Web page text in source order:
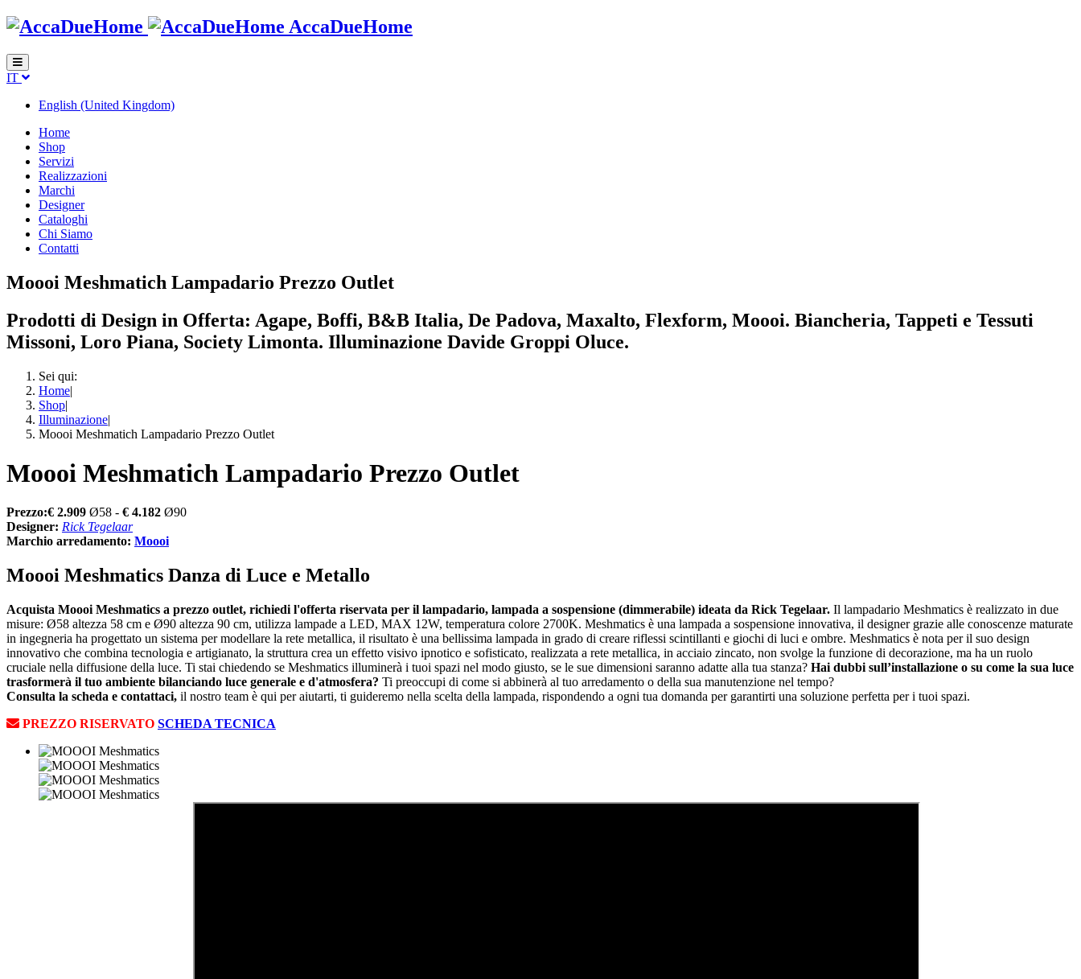
AccaDueHome
IT
English (United Kingdom)
Home
Shop
Servizi
Realizzazioni
Marchi
Designer
Cataloghi
Chi Siamo
Contatti
Moooi Meshmatich Lampadario Prezzo Outlet
Prodotti di Design in Offerta: Agape, Boffi, B&B Italia, De Padova, Maxalto, Flexform, Moooi. Biancheria, Tappeti e Tessuti
Missoni, Loro Piana, Society Limonta. Illuminazione Davide Groppi Oluce.
Sei qui:
Home|
Shop|
Illuminazione|
Moooi Meshmatich Lampadario Prezzo Outlet
Moooi Meshmatich Lampadario Prezzo Outlet
Prezzo:€ 2.909 Ø58 - € 4.182 Ø90
Designer: Rick Tegelaar
Marchio arredamento: Moooi
Moooi Meshmatics Danza di Luce e Metallo
Acquista Moooi Meshmatics a prezzo outlet, richiedi l'offerta riservata per il lampadario, lampada a sospensione (dimmerabile) ideata da Rick Tegelaar. Il lampadario Meshmatics è realizzato in due
misure: Ø58 altezza 58 cm e Ø90 altezza 90 cm, utilizza lampade a LED, MAX 12W, temperatura colore 2700K. Meshmatics è una lampada a sospensione innovativa, il designer grazie alle conoscenze maturate
in ingegneria ha progettato un sistema per modellare la rete metallica, il risultato è una bellissima lampada in grado di creare riflessi scintillanti e giochi di luci e ombre. Meshmatics è nota per il suo design
innovativo che combina tecnologia e artigianato, la struttura crea un effetto visivo ipnotico e sofisticato, realizzata a rete metallica, in acciaio zincato, non svolge la funzione di decorazione, ma ha un ruolo
cruciale nella diffusione della luce. Ti stai chiedendo se Meshmatics illuminerà i tuoi spazi nel modo giusto, se le sue dimensioni saranno adatte alla tua stanza? Hai dubbi sull’installazione o su come la sua luce
trasformerà il tuo ambiente bilanciando luce generale e d'atmosfera? Ti preoccupi di come si abbinerà al tuo arredamento o della sua manutenzione nel tempo?
Consulta la scheda e contattaci, il nostro team è qui per aiutarti, ti guideremo nella scelta della lampada, rispondendo a ogni tua domanda per garantirti una soluzione perfetta per i tuoi spazi.
PREZZO RISERVATO SCHEDA TECNICA